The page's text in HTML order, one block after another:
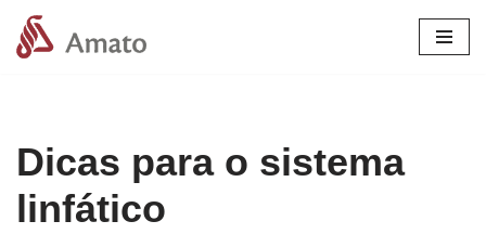
Pular
Dicas para o sistema
linfático